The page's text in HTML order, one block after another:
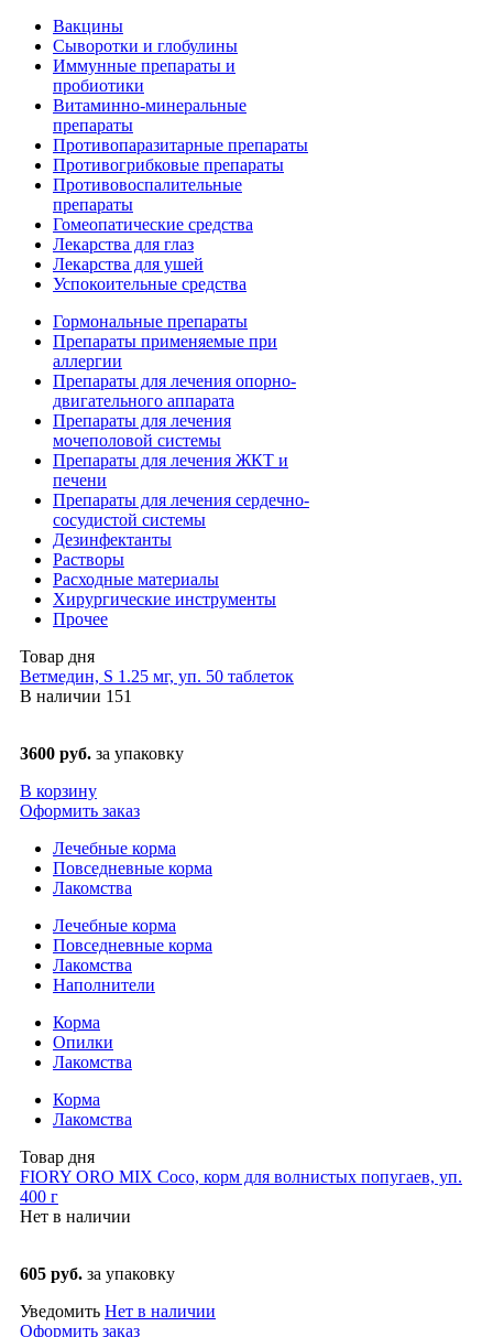
Вакцины
Сыворотки и глобулины
Иммунные препараты и
пробиотики
Витаминно-минеральные
препараты
Противопаразитарные препараты
Противогрибковые препараты
Противовоспалительные
препараты
Гомеопатические средства
Лекарства для глаз
Лекарства для ушей
Успокоительные средства
Гормональные препараты
Препараты применяемые при
аллергии
Препараты для лечения опорно-
двигательного аппарата
Препараты для лечения
мочеполовой системы
Препараты для лечения ЖКТ и
печени
Препараты для лечения сердечно-
сосудистой системы
Дезинфектанты
Растворы
Расходные материалы
Хирургические инструменты
Прочее
Товар дня
Ветмедин, S 1.25 мг, уп. 50 таблеток
В наличии 151
3600 руб. за упаковку
В корзину
Оформить заказ
Лечебные корма
Повседневные корма
Лакомства
Лечебные корма
Повседневные корма
Лакомства
Наполнители
Корма
Опилки
Лакомства
Корма
Лакомства
Товар дня
FIORY ORO MIX Coco, корм для волнистых попугаев, уп.
400 г
Нет в наличии
605 руб. за упаковку
Уведомить Нет в наличии
Оформить заказ